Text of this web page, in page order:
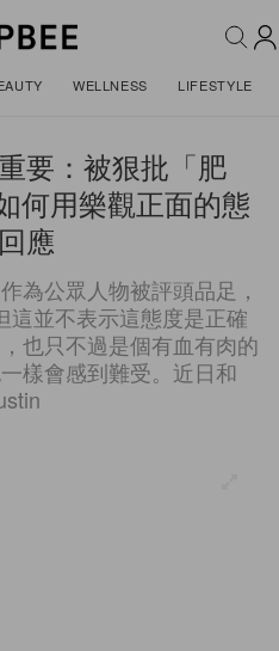
WELLNESS LIFESTYLE
要：被狠批「肥
何用樂觀正面的態
應
為公眾人物被評頭品足，
這並不表示這態度是正確
也只不過是個有血有肉的
樣會感到難受。近日和